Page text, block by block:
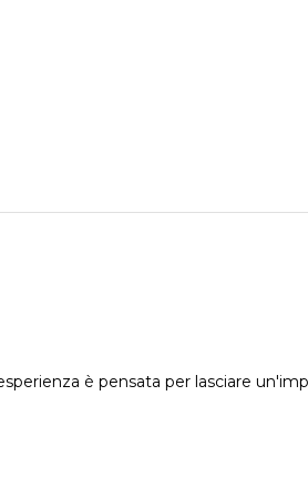
è pensata per lasciare